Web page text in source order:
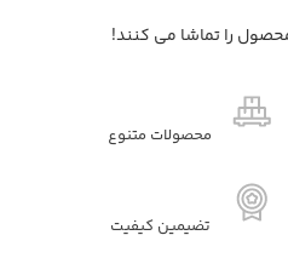
را تماشا می کنند!
محصولات متنوع
تضیمین کیفیت